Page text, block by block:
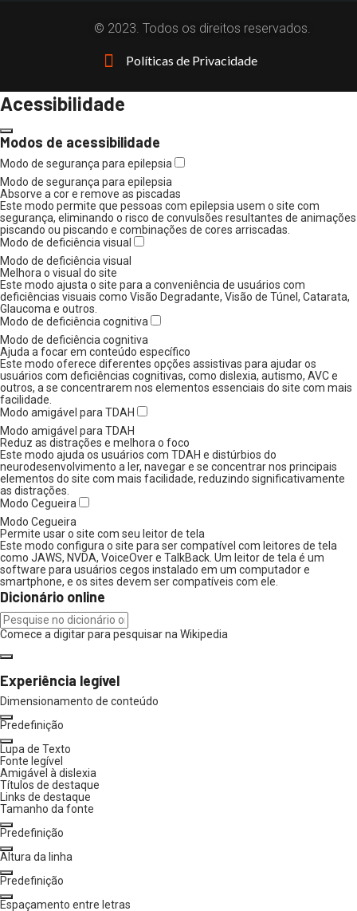
© 2023. Todos os direitos reservados.
Políticas de Privacidade
Acessibilidade
Modos de acessibilidade
Modo de segurança para epilepsia
Modo de segurança para epilepsia
Absorve a cor e remove as piscadas
Este modo permite que pessoas com epilepsia usem o site com
segurança, eliminando o risco de convulsões resultantes de animações
piscando ou piscando e combinações de cores arriscadas.
Modo de deficiência visual
Modo de deficiência visual
Melhora o visual do site
Este modo ajusta o site para a conveniência de usuários com
deficiências visuais como Visão Degradante, Visão de Túnel, Catarata,
Glaucoma e outros.
Modo de deficiência cognitiva
Modo de deficiência cognitiva
Ajuda a focar em conteúdo específico
Este modo oferece diferentes opções assistivas para ajudar os
usuários com deficiências cognitivas, como dislexia, autismo, AVC e
outros, a se concentrarem nos elementos essenciais do site com mais
facilidade.
Modo amigável para TDAH
Modo amigável para TDAH
Reduz as distrações e melhora o foco
Este modo ajuda os usuários com TDAH e distúrbios do
neurodesenvolvimento a ler, navegar e se concentrar nos principais
elementos do site com mais facilidade, reduzindo significativamente
as distrações.
Modo Cegueira
Modo Cegueira
Permite usar o site com seu leitor de tela
Este modo configura o site para ser compatível com leitores de tela
como JAWS, NVDA, VoiceOver e TalkBack. Um leitor de tela é um
software para usuários cegos instalado em um computador e
smartphone, e os sites devem ser compatíveis com ele.
Dicionário online
Comece a digitar para pesquisar na Wikipedia
Experiência legível
Dimensionamento de conteúdo
Predefinição
Lupa de Texto
Fonte legível
Amigável à dislexia
Títulos de destaque
Links de destaque
Tamanho da fonte
Predefinição
Altura da linha
Predefinição
Espaçamento entre letras